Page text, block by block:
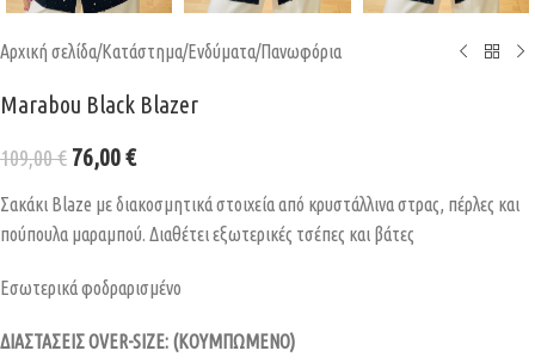
Αρχική σελίδα/Κατάστημα/Ενδύματα/Πανωφόρια
Marabou Black Blazer
109,00€ 76,00€
Σακάκι Blaze με διακοσμητικά στοιχεία από κρυστάλλινα στρας, πέρλες και
πούπουλα μαραμπού. Διαθέτει εξωτερικές τσέπες και βάτες
Εσωτερικά φοδραρισμένο
ΔIAΣΤΑΣΕΙΣ OVER-SIZE: (ΚΟΥΜΠΩΜΕΝΟ)